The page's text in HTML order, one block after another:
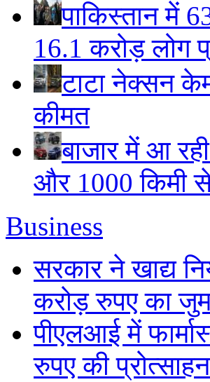
पाकिस्तान में
16.1 करोड़ लोग
टाटा नेक्सन
कीमत
बाजार में आ
और 1000 किमी से
Business
सरकार ने खाद्य
करोड़ रुपए का
पीएलआई में
रुपए की